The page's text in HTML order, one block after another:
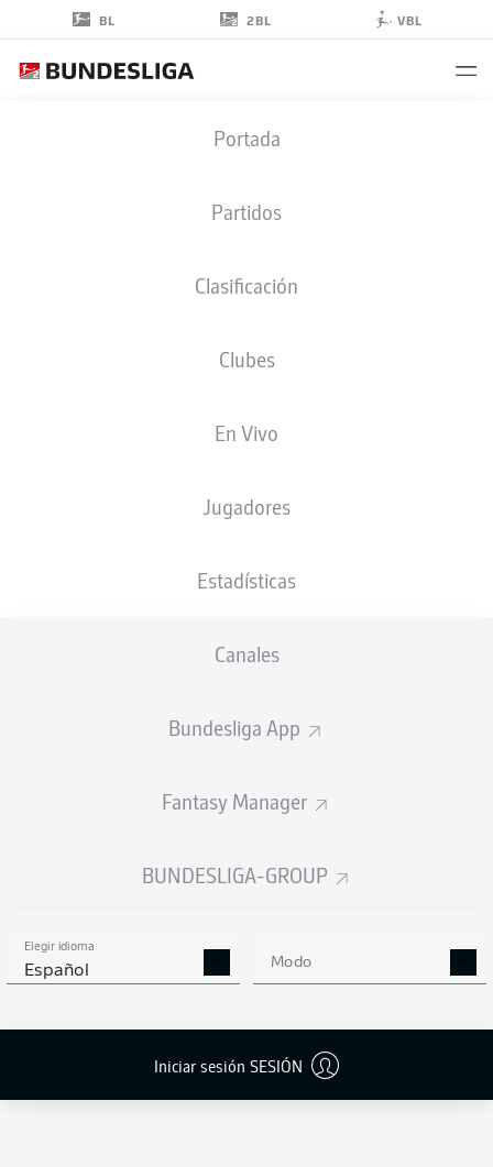
BL 2BL VBL
Portada
Partidos
Clasificación
Clubes
En Vivo
Jugadores
Estadísticas
Canales
Bundesliga App
Fantasy Manager
BUNDESLIGA-GROUP
Elegir idioma
Español Modo
Iniciar sesión SESIÓN
NACIÓN
05.10.1982